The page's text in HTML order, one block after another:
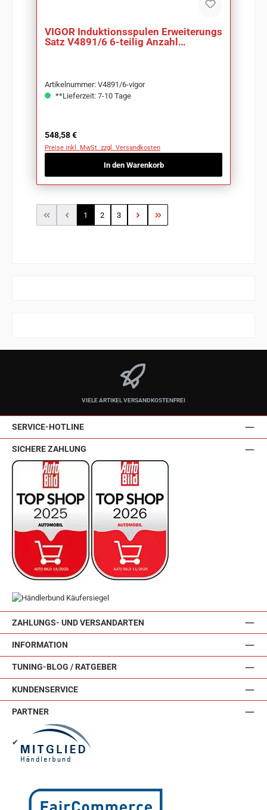
VIGOR Induktionsspulen Erweiterungs
Satz V4891/6 6-teilig Anzahl
Artikelnummer: V4891/6-vigor
**Lieferzeit: 7-10 Tage
Regulärer Preis:
548,58 €
Preise inkl. MwSt. zzgl. Versandkosten
In den Warenkorb
Seite
1 Seite
2 Seite
3
VIELE ARTIKEL VERSANDKOSTENFREI
SERVICE-HOTLINE
ZAHLUNGS- UND VERSANDARTEN
INFORMATION
TUNING-BLOG / RATGEBER
KUNDENSERVICE
SICHERE ZAHLUNG
PARTNER
✔